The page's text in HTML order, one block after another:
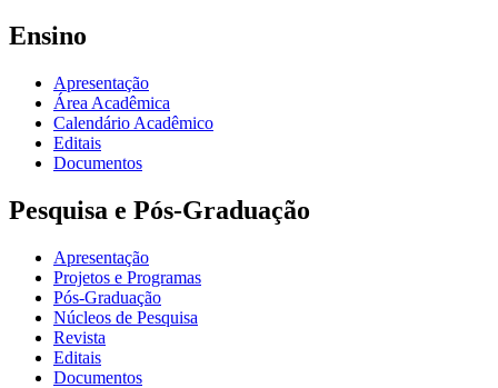
Ensino
Apresentação
Área Acadêmica
Calendário Acadêmico
Editais
Documentos
Pesquisa e Pós-Graduação
Apresentação
Projetos e Programas
Pós-Graduação
Núcleos de Pesquisa
Revista
Editais
Documentos